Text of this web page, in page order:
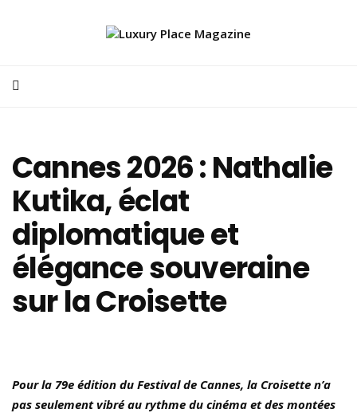
Cannes 2026 : Nathalie
Kutika, éclat
diplomatique et
élégance souveraine
sur la Croisette
Pour la 79e édition du Festival de Cannes, la Croisette n’a
pas seulement vibré au rythme du cinéma et des montées